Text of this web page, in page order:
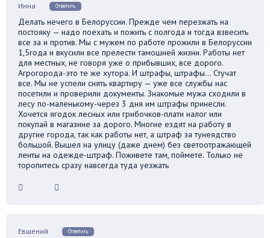
Инна Ответить
Делать нечего в Белоруссии. Прежде чем перезжать на
постояку — надо поехать и пожить с полгода и тогда взвесить
все за и против. Мы с мужем по работе прожили в Белоруссии
1,5года и вкусили все прелести тамошней жизни. Работы нет
для местных, не говоря уже о прибывших, все дорого.
Агрогорода-это те же хутора. И штрафы, штрафы… Стучат
все. Мы не успели снять квартиру — уже все службы нас
посетили и проверили документы. Знакомые мужа сходили в
лесу по-маленькому-через 3 дня им штрафы принесли.
Хочется ягодок лесных или грибочков-плати налог или
покупай в магазине за дорого. Многие ездят на работу в
другие города, так как работы нет, а штраф за тунеядство
большой. Вышел на улицу (даже днем) без светоотражающей
ленты на одежде-штраф. Поживете там, поймете. Только не
торопитесь сразу навсегда туда уезжать
Евшений Ответить